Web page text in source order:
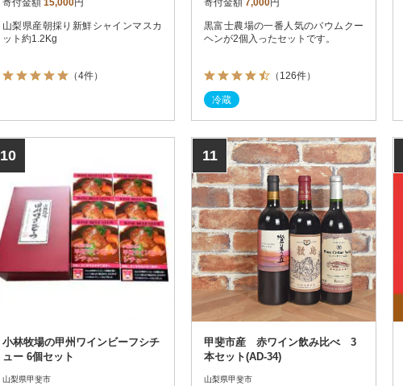
寄付金額 15,000円
山梨県産朝採り新鮮シャインマスカ
ット約1.2Kg
（4件）
寄付金額 7,000円
黒富士農場の一番人気のバウムクー
ヘンが2個入ったセットです。
（126件）
冷蔵
10
小林牧場の甲州ワインビーフシチ
ュー 6個セット
山梨県甲斐市
11
甲斐市産 赤ワイン飲み比べ 3
本セット(AD-34)
山梨県甲斐市